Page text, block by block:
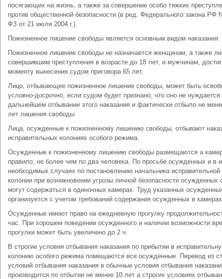
посягающих на жизнь, а также за совершение особо тяжких
против общественной безопасности (в ред. Федерального за­кона РФ
ФЗ от 21 июля 2004 г.).
Пожизненное лишение свободы является основным видом нака­зания.
Пожизненное лишение свободы не назначается женщинам, а также
совершившим преступления в возрасте до 18 лет, и мужчинам,
моменту вынесения судом приговора 65 лет.
Лицо, отбывающее пожизненное лишение свободы, может быть
условно-досрочно, если судом будет признано, что оно не нуждается
дальнейшем отбывании этого наказания и фактически отбыло не
лет лишения свободы.
Лица, осужденные к пожизненному лишению свободы, отбывают
исправительных колониях особого режима.
Осужденные к пожизненному лишению свободы размещаются а
правило, не более чем по два человека. По просьбе осуж­денных и в
необходимых случаях по постановлению начальника исправительной
колонии при возникновении угрозы личной бе­зопасности осужденных
могут содержаться в одиночных каме­рах. Труд указанных
организуется с учетом требований содержания осужденных в
Осужденные имеют право на ежедневную прогулку
час. При хорошем поведении осужденного и наличии возможности
прогулки может быть увеличено до 2 ч.
В строгие условия отбывания наказания по прибытии в
колонию особого режима помещаются все осужденные. Перевод из
условий отбывания наказания в обычные условия отбывания
производится по отбытии не менее 10 лет а стро­гих условиях